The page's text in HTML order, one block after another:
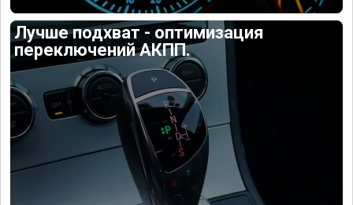
Лучше подхват - оптимизация
переключений АКПП.